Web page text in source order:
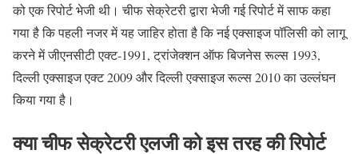
को एक रिपोर्ट भेजी थी। चीफ सेक्रेटरी द्वारा भेजी गई रिपोर्ट में साफ कहा
गया है कि पहली नजर में यह जाहिर होता है कि नई एक्साइज पॉलिसी को लागू
करने में जीएनसीटी एक्ट-1991, ट्रांजेक्शन ऑफ बिजनेस रूल्स 1993,
दिल्ली एक्साइज एक्ट 2009 और दिल्ली एक्साइज रूल्स 2010 का उल्लंघन
किया गया है।
क्या चीफ सेक्रेटरी एलजी को इस तरह की रिपोर्ट